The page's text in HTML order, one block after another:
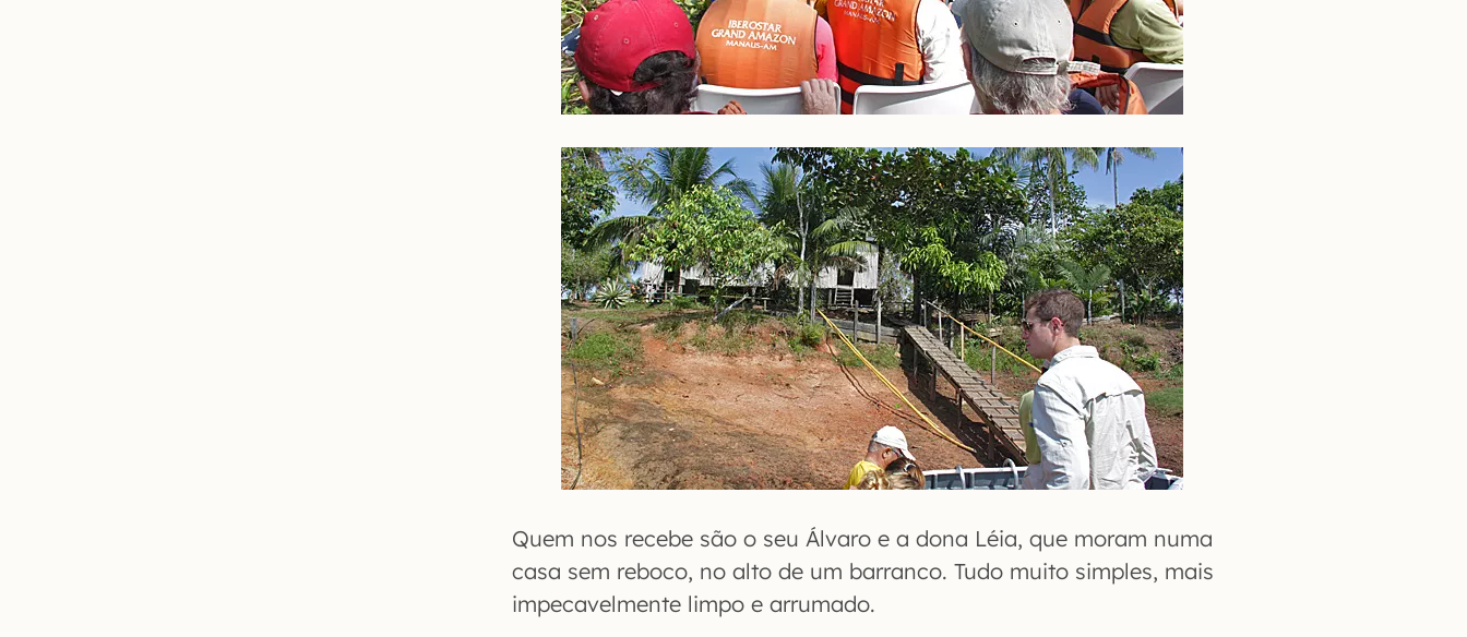
Quem nos recebe são o seu Álvaro e a dona Léia, que moram numa
casa sem reboco, no alto de um barranco. Tudo muito simples, mais
impecavelmente limpo e arrumado.